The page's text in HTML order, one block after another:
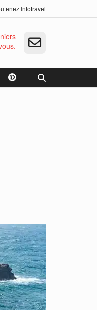
Infotravel